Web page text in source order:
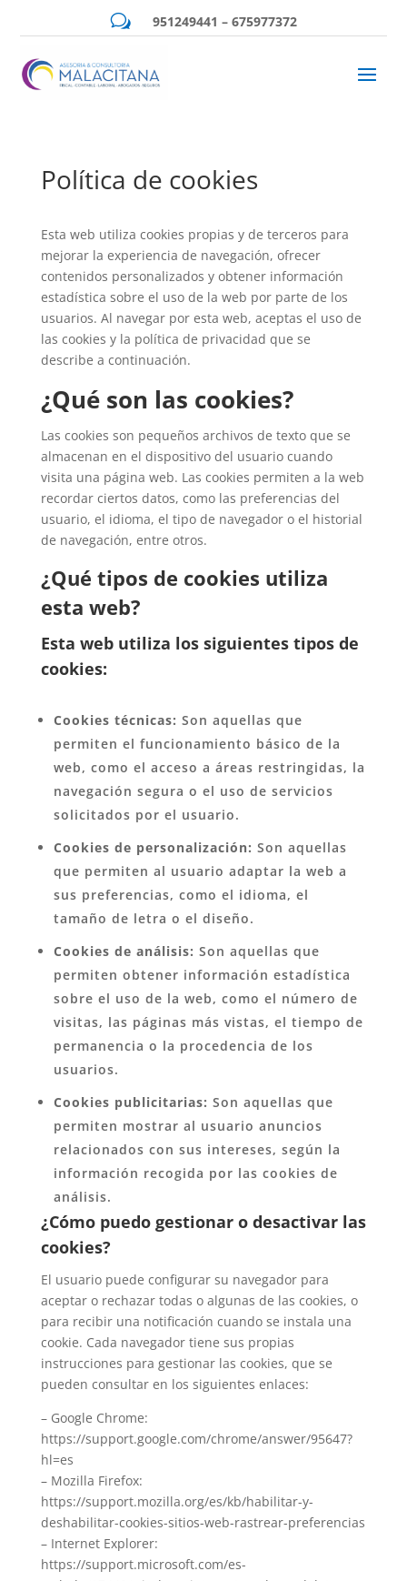
w 951249441 – 675977372
Política de cookies
Esta web utiliza cookies propias y de terceros para
mejorar la experiencia de navegación, ofrecer
contenidos personalizados y obtener información
estadística sobre el uso de la web por parte de los
usuarios. Al navegar por esta web, aceptas el uso de
las cookies y la política de privacidad que se
describe a continuación.
¿Qué son las cookies?
Las cookies son pequeños archivos de texto que se
almacenan en el dispositivo del usuario cuando
visita una página web. Las cookies permiten a la web
recordar ciertos datos, como las preferencias del
usuario, el idioma, el tipo de navegador o el historial
de navegación, entre otros.
¿Qué tipos de cookies utiliza
esta web?
Esta web utiliza los siguientes tipos de
cookies:
Cookies técnicas: Son aquellas que
permiten el funcionamiento básico de la
web, como el acceso a áreas restringidas, la
navegación segura o el uso de servicios
solicitados por el usuario.
Cookies de personalización: Son aquellas
que permiten al usuario adaptar la web a
sus preferencias, como el idioma, el
tamaño de letra o el diseño.
Cookies de análisis: Son aquellas que
permiten obtener información estadística
sobre el uso de la web, como el número de
visitas, las páginas más vistas, el tiempo de
permanencia o la procedencia de los
usuarios.
Cookies publicitarias: Son aquellas que
permiten mostrar al usuario anuncios
relacionados con sus intereses, según la
información recogida por las cookies de
análisis.
¿Cómo puedo gestionar o desactivar las
cookies?
El usuario puede configurar su navegador para
aceptar o rechazar todas o algunas de las cookies, o
para recibir una notificación cuando se instala una
cookie. Cada navegador tiene sus propias
instrucciones para gestionar las cookies, que se
pueden consultar en los siguientes enlaces:
– Google Chrome:
https://support.google.com/chrome/answer/95647?
hl=es
– Mozilla Firefox:
https://support.mozilla.org/es/kb/habilitar-y-
deshabilitar-cookies-sitios-web-rastrear-preferencias
– Internet Explorer:
https://support.microsoft.com/es-